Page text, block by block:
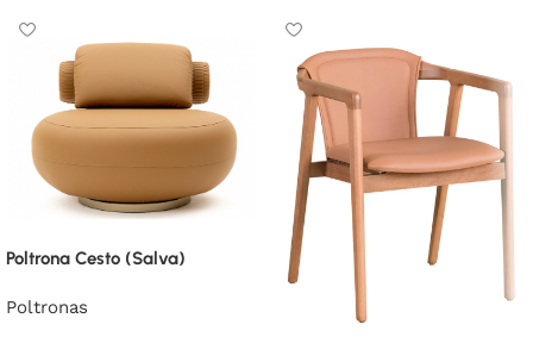
Poltrona Cesto (Salva)
Poltronas